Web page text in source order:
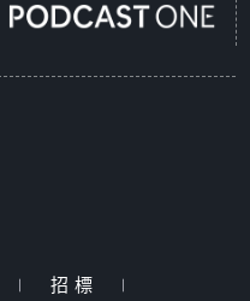
| 招標
|